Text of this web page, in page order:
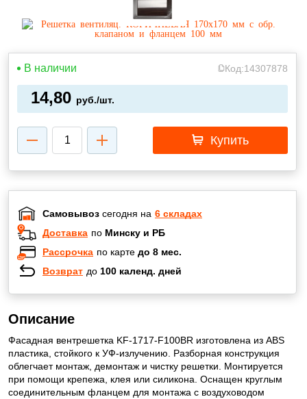
В наличии Код:14307878
14,80 руб./шт.
Купить
Самовывоз сегодня на 6 складах
Доставка по Минску и РБ
Рассрочка по карте до 8 мес.
Возврат до 100 календ. дней
Описание
Фасадная вентрешетка KF-1717-F100BR изготовлена из ABS
пластика, стойкого к УФ-излучению. Разборная конструкция
облегчает монтаж, демонтаж и чистку решетки. Монтируется
при помощи крепежа, клея или силикона. Оснащен круглым
соединительным фланцем для монтажа с воздуховодом